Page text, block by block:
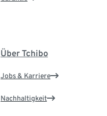
Über Tchibo
Jobs & Karriere
Nachhaltigkeit